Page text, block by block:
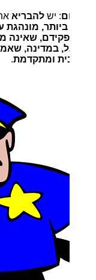
להבריאאת
מונהגת ע"י
שאינה מספקת
במדינה, שאמורה
ומתקדמת.